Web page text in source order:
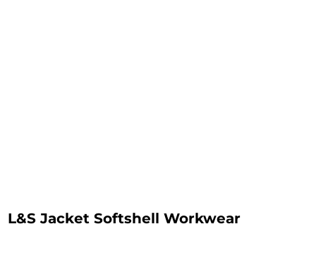
L&S Jacket Softshell Workwear